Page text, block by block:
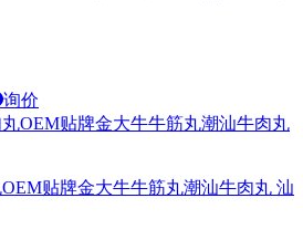
询价
贴牌金大牛牛筋丸潮汕牛肉丸 汕